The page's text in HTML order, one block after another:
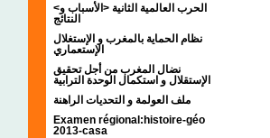
<الحرب العالمية الثانية <الأسباب و
النتائج
نظام الحماية بالمغرب و الإستغلال
الإستعماري
نضال المغرب من أجل تحقيق
الإستقلال و استكمال الوحدة الترابية
ملف العولمة و التحديات الراهنة
Examen régional:histoire-géo
2013-casa